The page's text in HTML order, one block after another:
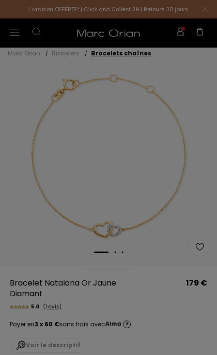
Livraison OFFERTE* | Click and Collect 2H | Retours 30 jours
Marc Orian Bracelets Bracelets chaînes
Bracelet Natalona Or Jaune
Diamant
179 €
5.0 (1 avis)
Payer en3 x 60 €sans frais avec ?
Voir le descriptif